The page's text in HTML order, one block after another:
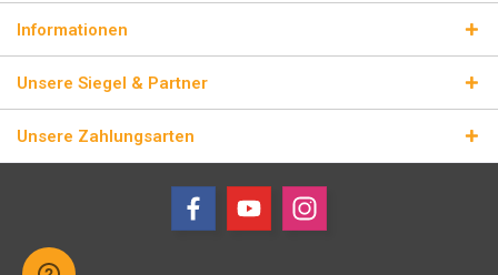
Informationen
Unsere Siegel & Partner
Unsere Zahlungsarten